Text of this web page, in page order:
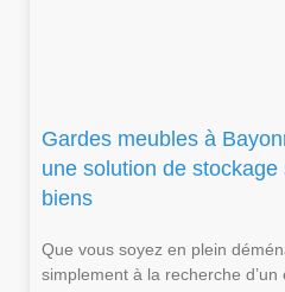
Gardes meubles à
une solution de
biens
Que vous soyez en plein
simplement à la recherche